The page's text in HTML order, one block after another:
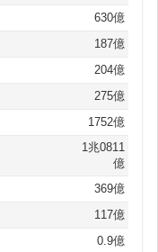
630億
187億
204億
275億
1752億
1兆0811
億
369億
117億
0.9億